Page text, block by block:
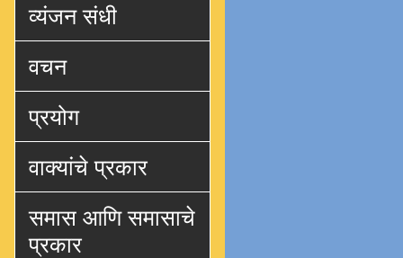
व्यंजन संधी
वचन
प्रयोग
वाक्यांचे प्रकार
समास आणि समासाचे
प्रकार